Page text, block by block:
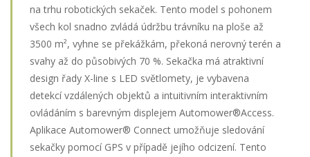
na trhu robotických sekaček. Tento model s pohonem
všech kol snadno zvládá údržbu trávníku na ploše až
3500 m², vyhne se překážkám, překoná nerovný terén a
svahy až do působivých 70 %. Sekačka má atraktivní
design řady X-line s LED světlomety, je vybavena
detekcí vzdálených objektů a intuitivním interaktivním
ovládáním s barevným displejem Automower®Access.
Aplikace Automower® Connect umožňuje sledování
sekačky pomocí GPS v případě jejího odcizení. Tento